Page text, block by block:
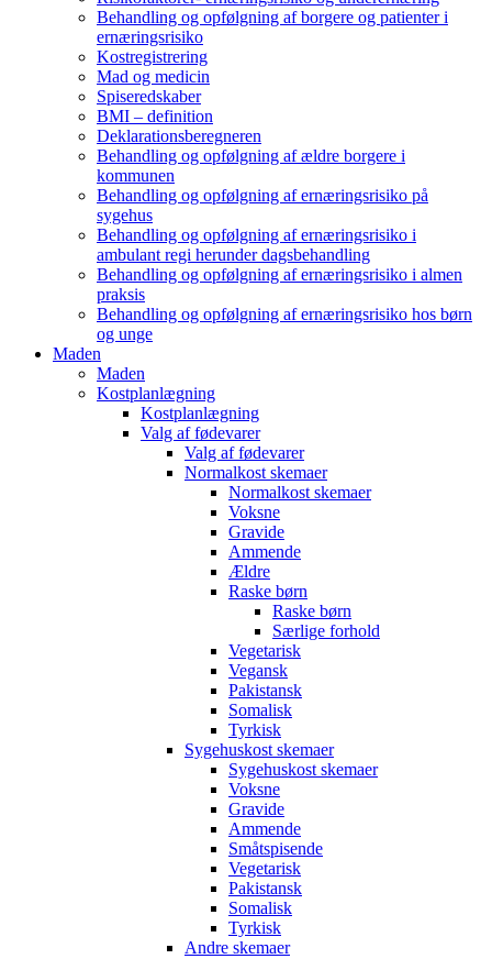
Behandling og opfølgning af borgere og patienter i
ernæringsrisiko
Kostregistrering
Mad og medicin
Spiseredskaber
BMI – definition
Deklarationsberegneren
Behandling og opfølgning af ældre borgere i
kommunen
Behandling og opfølgning af ernæringsrisiko på
sygehus
Behandling og opfølgning af ernæringsrisiko i
ambulant regi herunder dagsbehandling
Behandling og opfølgning af ernæringsrisiko i almen
praksis
Behandling og opfølgning af ernæringsrisiko hos børn
og unge
Maden
Maden
Kostplanlægning
Kostplanlægning
Valg af fødevarer
Valg af fødevarer
Normalkost skemaer
Normalkost skemaer
Voksne
Gravide
Ammende
Ældre
Raske børn
Raske børn
Særlige forhold
Vegetarisk
Vegansk
Pakistansk
Somalisk
Tyrkisk
Sygehuskost skemaer
Sygehuskost skemaer
Voksne
Gravide
Ammende
Småtspisende
Vegetarisk
Pakistansk
Somalisk
Tyrkisk
Andre skemaer